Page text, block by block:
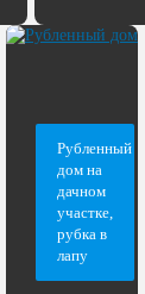
Рубленный
дом на
дачном
участке,
рубка в
лапу